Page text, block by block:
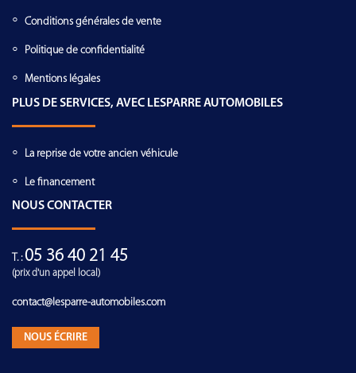
Conditions générales de vente
Politique de confidentialité
Mentions légales
PLUS DE SERVICES, AVEC LESPARRE AUTOMOBILES
La reprise de votre ancien véhicule
Le financement
NOUS CONTACTER
T. :05 36 40 21 45
(prix d'un appel local)
contact@lesparre-automobiles.com
NOUS ÉCRIRE